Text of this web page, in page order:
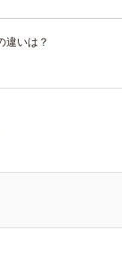
違いは？